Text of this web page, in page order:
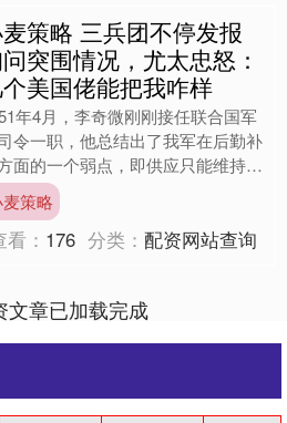
策略 三兵团不停发报
突围情况，尤太忠怒：
个美国佬能把我咋样
年4月，李奇微刚刚接任联合国军
令一职，他总结出了我军在后勤补
面的一个弱点，即供应只能维持一
右。李奇微利用这一点，创造了磁
术，给志愿军造成....
策略
看： 176 分类：配资网站查询
文章已加载完成